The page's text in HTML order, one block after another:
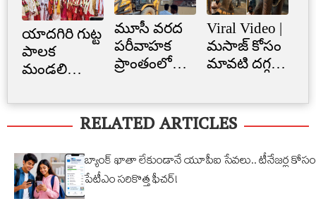
యాదగిరి గుట్ట
పాలక
మండలి
స్వీకారం
మూసీ వరద
పరీవాహక
ప్రాంతంలో
నిర్మాణం..
నార్సింగిలో
స్కూల్‌
భవనం
కూల్చివేత
Viral Video |
మసాజ్ కోసం
మావటి దగ్గర
ఏనుగు..
క్యూట్
వీడియో
వైరల్!
RELATED ARTICLES
బ్యాంక్ ఖాతా లేకుండానే యూపీఐ సేవలు.. టీనేజర్ల కోసం
పేటీఎం సరికొత్త ఫీచర్!